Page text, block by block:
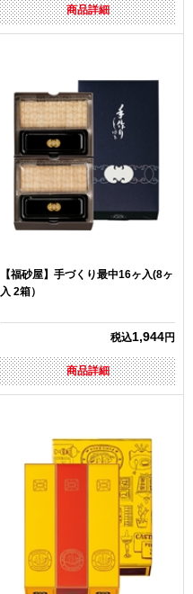
商品詳細
【福砂屋】手づくり最中16ヶ入(8ヶ
入 2箱）
税込1,944円
商品詳細